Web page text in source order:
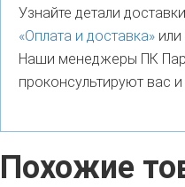
Узнайте детали
«Оплата и доставка»
Наши менеджеры ПК
проконсультируют вас
Похожие